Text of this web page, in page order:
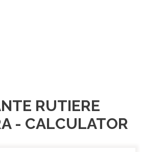
RUTIERE
- CALCULATOR